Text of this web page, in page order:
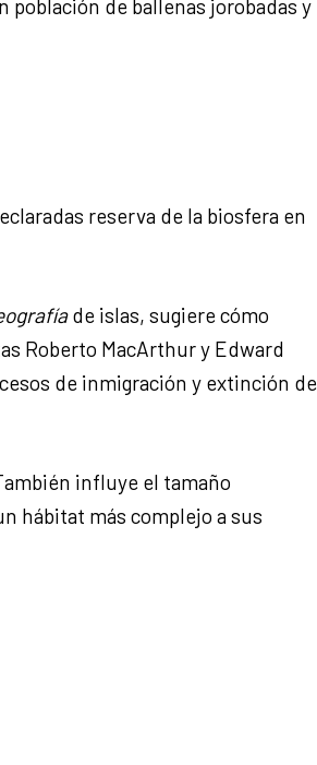
población de ballenas jorobadas y
reserva de la biosfera en
de islas, sugiere cómo
Roberto MacArthur y Edward
de inmigración y extinción de
influye el tamaño
hábitat más complejo a sus